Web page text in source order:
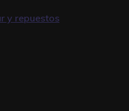
y repuestos